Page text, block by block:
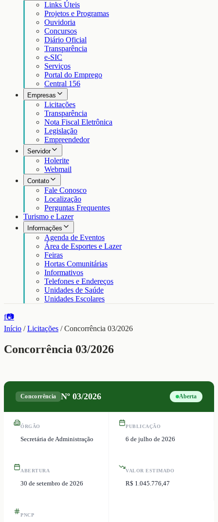
Links Úteis
Projetos e Programas
Ouvidoria
Concursos
Diário Oficial
Transparência
e-SIC
Serviços
Portal do Emprego
Central 156
Empresas
Licitações
Transparência
Nota Fiscal Eletrônica
Legislação
Empreendedor
Servidor
Holerite
Webmail
Contato
Fale Conosco
Localização
Perguntas Frequentes
Turismo e Lazer
Informações
Agenda de Eventos
Área de Esportes e Lazer
Feiras
Hortas Comunitárias
Informativos
Telefones e Endereços
Unidades de Saúde
Unidades Escolares
f📷
Início /Licitações /Concorrência 03/2026
Concorrência 03/2026
Concorrência Nº03/2026 Aberta
ÓRGÃO
Secretária de Administração
PUBLICAÇÃO
6 de julho de 2026
ABERTURA
30 de setembro de 2026
VALOR ESTIMADO
R$ 1.045.776,47
PNCP